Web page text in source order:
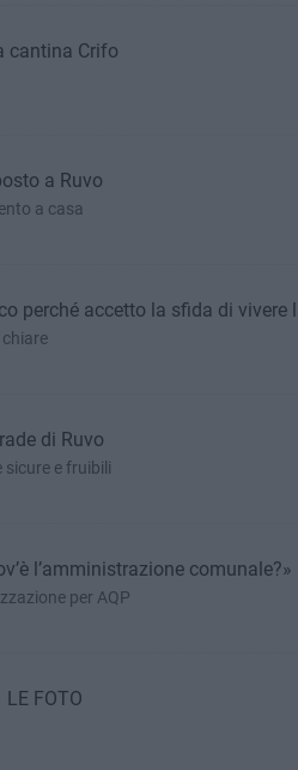
cantina Crifo
a Ruvo
a casa
perché accetto la sfida di vivere
di Ruvo
sicure e fruibili
l’amministrazione comunale?»
per AQP
FOTO